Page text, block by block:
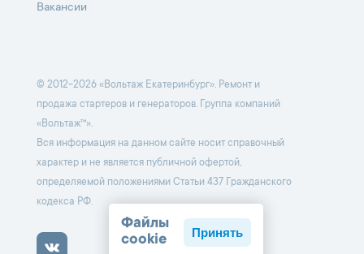
Вакансии
© 2012-2026 «Вольтаж Екатеринбург». Ремонт и
продажа стартеров и генераторов. Группа компаний
«Вольтаж™».
Вся информация на данном сайте носит справочный
характер и не является публичной офертой,
определяемой положениями Статьи 437 Гражданского
кодекса РФ.
Файлы
cookie
Принять